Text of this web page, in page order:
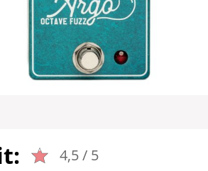
4,5 / 5